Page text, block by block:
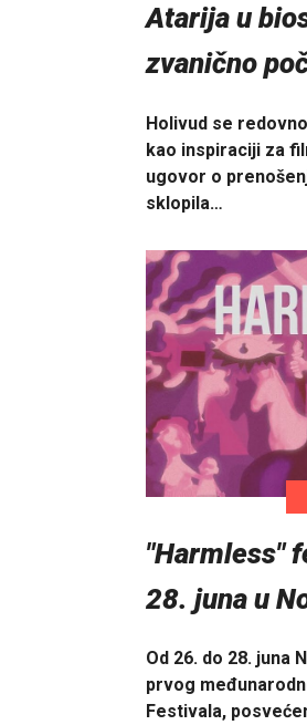
Atarija u
zvanično
Holivud se
kao inspiraciji za
ugovor o
sklopila…
"Harmless"
28. juna u
Od 26. do 28. juna
prvog
Festivala,